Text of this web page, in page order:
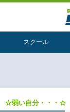
スクール
☆弱い自分・・・☆